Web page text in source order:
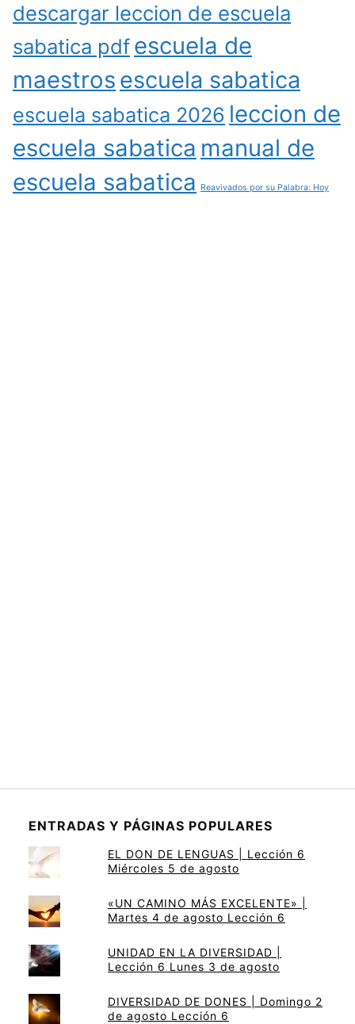
descargar leccion de escuela
sabatica pdfescuela de
maestros escuela sabatica
escuela sabatica 2026 leccion de
escuela sabatica manual de
escuela sabatica
Reavivados por su Palabra: Hoy
ENTRADAS Y PÁGINAS POPULARES
EL DON DE LENGUAS | Lección 6
Miércoles 5 de agosto
«UN CAMINO MÁS EXCELENTE» |
Martes 4 de agosto Lección 6
UNIDAD EN LA DIVERSIDAD |
Lección 6 Lunes 3 de agosto
DIVERSIDAD DE DONES | Domingo 2
de agosto Lección 6